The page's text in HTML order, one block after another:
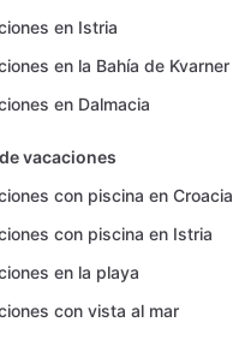
en Istria
en la Bahía de Kvarner
en Dalmacia
vacaciones
con piscina en Croacia
con piscina en Istria
en la playa
con vista al mar